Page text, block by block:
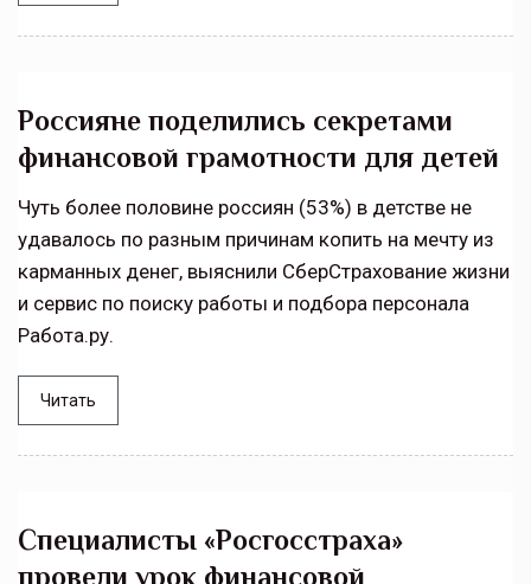
Россияне поделились секретами
финансовой грамотности для детей
Чуть более половине россиян (53%) в детстве не
удавалось по разным причинам копить на мечту из
карманных денег, выяснили СберСтрахование жизни
и сервис по поиску работы и подбора персонала
Работа.ру.
Читать
Специалисты «Росгосстраха»
провели урок финансовой